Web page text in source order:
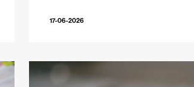
17-06-2026